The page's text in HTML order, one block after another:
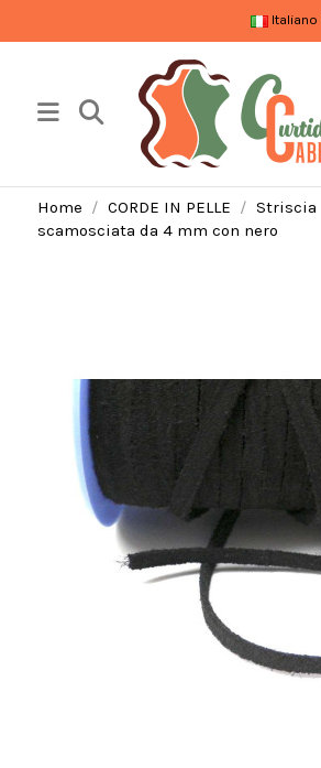
Italiano
Home CORDE IN PELLE
Striscia
scamosciata da 4 mm con nero